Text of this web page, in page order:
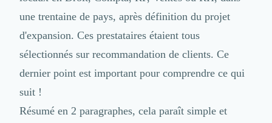
Brand Content
Communication
Influence Marketing
Veille commerciale
Photographie
Études Marketing
une trentaine de pays, après définition du projet
d'expansion. Ces prestataires étaient tous
sélectionnés sur recommandation de clients. Ce
dernier point est important pour comprendre ce qui
suit !
Résumé en 2 paragraphes, cela paraît simple et